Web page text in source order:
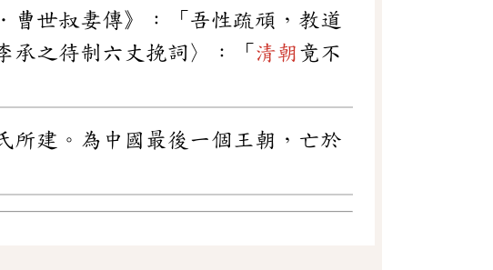
曹世叔妻傳》：「吾性疏頑，教道
承之待制六丈挽詞〉：「 清朝 竟不
所建。為中國最後一個王朝，亡於